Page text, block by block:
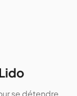
se détendre